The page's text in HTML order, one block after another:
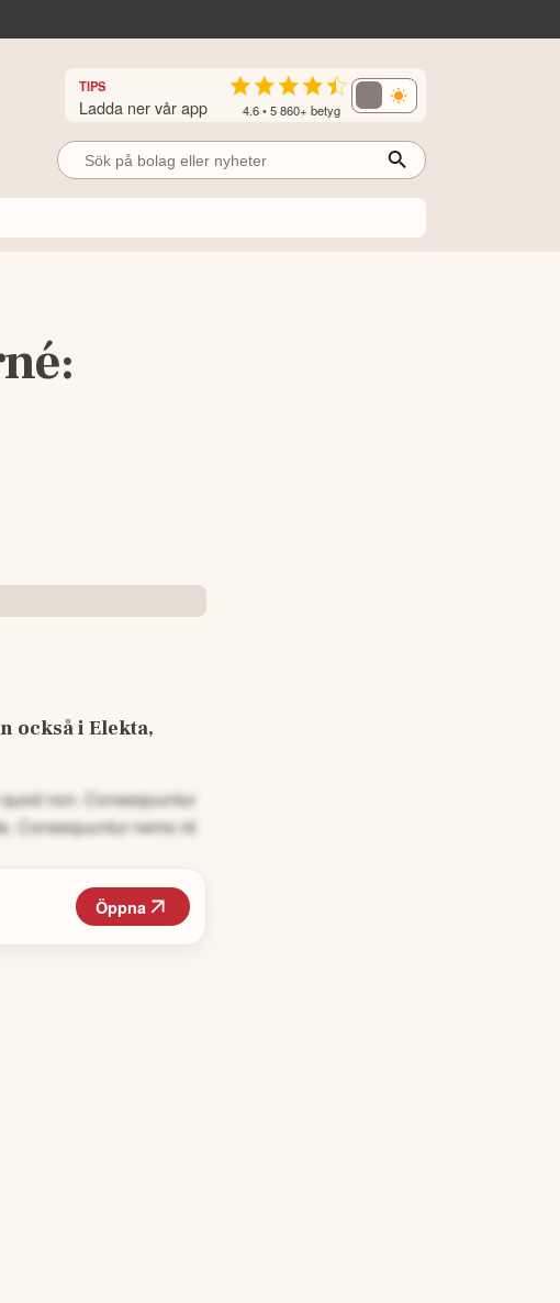
TIPS
Ladda ner vår app 4.6 • 5 860+ betyg
också i Elekta,
non. Consequuntur
Consequuntur nemo id
Öppna